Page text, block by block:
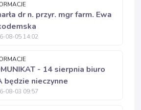
dr n. przyr. mgr farm. Ewa
08-05 14:02
- 14 sierpnia biuro
będzie nieczynne
08-03 09:57